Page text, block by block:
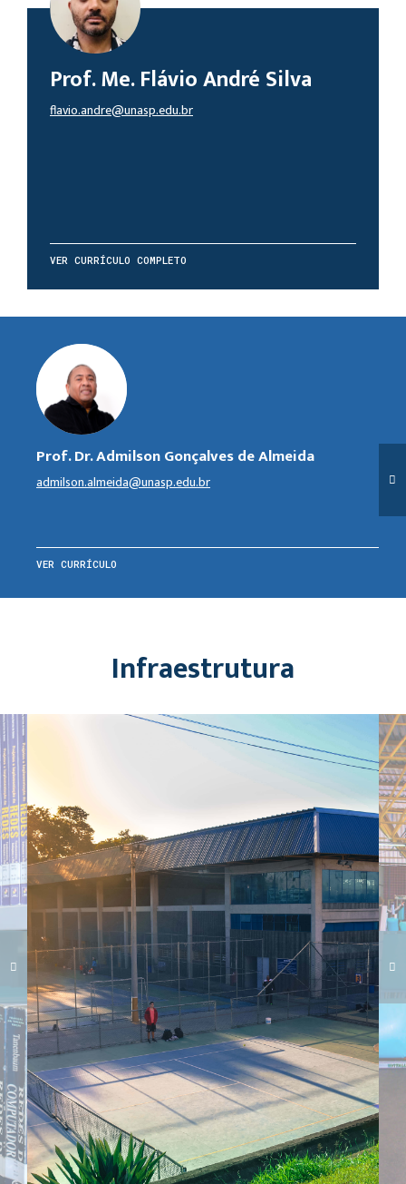
Prof. Me. Flávio André Silva
flavio.andre@unasp.edu.br
VER CURRÍCULO COMPLETO
Prof. Dr. Admilson Gonçalves de Almeida
admilson.almeida@unasp.edu.br
VER CURRÍCULO
Infraestrutura
Carregando galeria...